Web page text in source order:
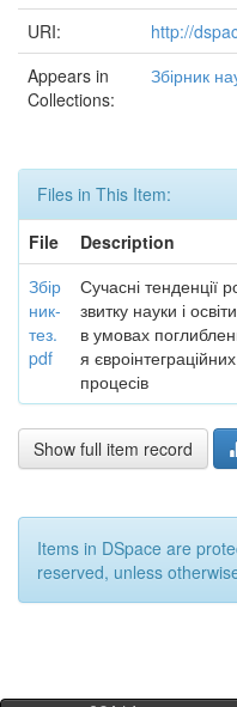
URI:
http://
Appears in
Collections:
Збірник
Files in This Item:
File
Description
Збір
ник-
тез.
pdf
Сучасні тенденції
звитку науки і освіти
в умовах
я євроінтеграційних
процесів
Show full item record
Items in DSpace are
reserved, unless